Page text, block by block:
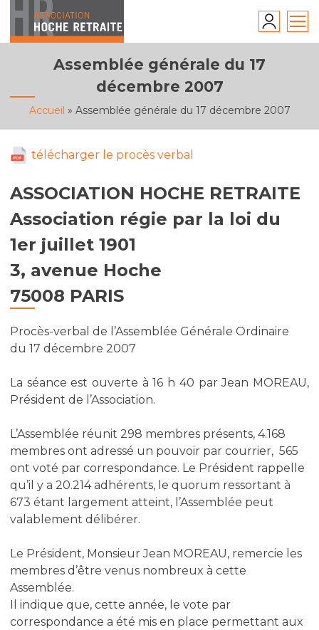
Skip
content
Assemblée générale du 17
décembre 2007
Accueil » Assemblée générale du 17 décembre 2007
télécharger le procès verbal
ASSOCIATION HOCHE RETRAITE
Association régie par la loi du
1er juillet 1901
3, avenue Hoche
75008 PARIS
Procès-verbal de l’Assemblée Générale Ordinaire
du 17 décembre 2007
La séance est ouverte à 16 h 40 par Jean MOREAU,
Président de l’Association.
L’Assemblée réunit 298 membres présents, 4.168
membres ont adressé un pouvoir par courrier, 565
ont voté par correspondance. Le Président rappelle
qu’il y a 20.214 adhérents, le quorum ressortant à
673 étant largement atteint, l’Assemblée peut
valablement délibérer.
Le Président, Monsieur Jean MOREAU, remercie les
membres d’être venus nombreux à cette
Assemblée.
Il indique que, cette année, le vote par
correspondance a été mis en place permettant aux